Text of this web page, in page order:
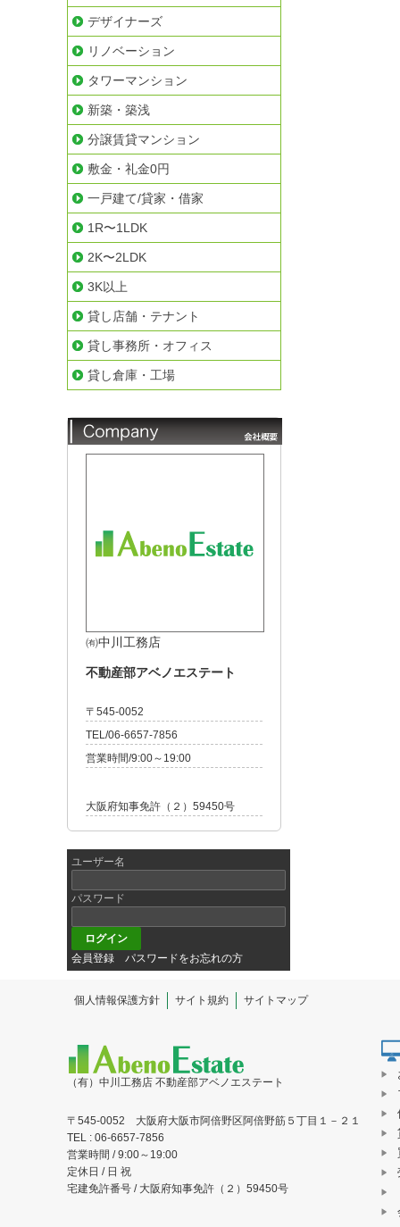
デザイナーズ
リノベーション
タワーマンション
新築・築浅
分譲賃貸マンション
敷金・礼金0円
一戸建て/貸家・借家
1R〜1LDK
2K〜2LDK
3K以上
貸し店舗・テナント
貸し事務所・オフィス
貸し倉庫・工場
㈲中川工務店
不動産部アベノエステート
〒545-0052
TEL/06-6657-7856
営業時間/9:00～19:00
大阪府知事免許（２）59450号
ユーザー名
パスワード
会員登録 パスワードをお忘れの方
個人情報保護方針 サイト規約 サイトマップ
（有）中川工務店 不動産部アベノエステート
〒545-0052 大阪府大阪市阿倍野区阿倍野筋５丁目１－２１
TEL : 06-6657-7856
営業時間 / 9:00～19:00
定休日 / 日 祝
宅建免許番号 / 大阪府知事免許（２）59450号